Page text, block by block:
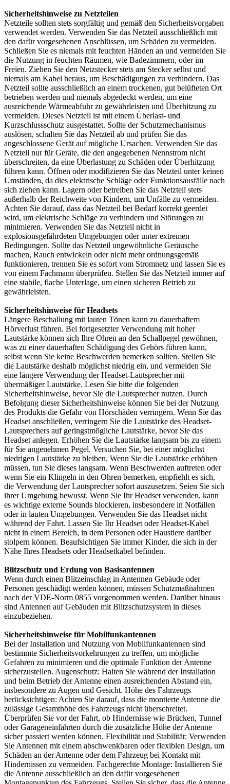
Sicherheitshinweise zu Netzteilen
Netzteile sollten stets sorgfältig und gemäß den Sicherheitsvorgaben
verwendet werden. Verwenden Sie das Netzteil ausschließlich mit
den dafür vorgesehenen Anschlüssen, um Schäden zu vermeiden.
Schließen Sie es niemals mit feuchten Händen an und vermeiden Sie
die Nutzung in feuchten Räumen, wie Badezimmern, oder im
Freien. Ziehen Sie den Netzstecker stets am Stecker selbst und
niemals am Kabel heraus, um Beschädigungen zu verhindern. Das
Netzteil sollte ausschließlich an einem trockenen, gut belüfteten Ort
betrieben werden und niemals abgedeckt werden, um eine
ausreichende Wärmeabfuhr zu gewährleisten und Überhitzung zu
vermeiden. Dieses Netzteil ist mit einem Überlast- und
Kurzschlussschutz ausgestattet. Sollte der Schutzmechanismus
auslösen, schalten Sie das Netzteil ab und prüfen Sie das
angeschlossene Gerät auf mögliche Ursachen. Verwenden Sie das
Netzteil nur für Geräte, die den angegebenen Nennstrom nicht
überschreiten, da eine Überlastung zu Schäden oder Überhitzung
führen kann. Öffnen oder modifizieren Sie das Netzteil unter keinen
Umständen, da dies elektrische Schläge oder Funktionsausfälle nach
sich ziehen kann. Lagern oder betreiben Sie das Netzteil stets
außerhalb der Reichweite von Kindern, um Unfälle zu vermeiden.
Achten Sie darauf, dass das Netzteil bei Bedarf korrekt geerdet
wird, um elektrische Schläge zu verhindern und Störungen zu
minimieren. Verwenden Sie das Netzteil nicht in
explosionsgefährdeten Umgebungen oder unter extremen
Bedingungen. Sollte das Netzteil ungewöhnliche Geräusche
machen, Rauch entwickeln oder nicht mehr ordnungsgemäß
funktionieren, trennen Sie es sofort vom Stromnetz und lassen Sie es
von einem Fachmann überprüfen. Stellen Sie das Netzteil immer auf
eine stabile, flache Unterlage, um einen sicheren Betrieb zu
gewährleisten.
Sicherheitshinweise für Headsets
Längere Beschallung mit lauten Tönen kann zu dauerhaftem
Hörverlust führen. Bei fortgesetzter Verwendung mit hoher
Lautstärke können sich Ihre Ohren an den Schallpegel gewöhnen,
was zu einer dauerhaften Schädigung des Gehörs führen kann,
selbst wenn Sie keine Beschwerden bemerken sollten. Stellen Sie
die Lautstärke deshalb möglichst niedrig ein, und vermeiden Sie
eine längere Verwendung der Headset-Lautsprecher mit
übermäßiger Lautstärke. Lesen Sie bitte die folgenden
Sicherheitshinweise, bevor Sie die Lautsprecher nutzen. Durch
Befolgung dieser Sicherheitshinweise können Sie bei der Nutzung
des Produkts die Gefahr von Hörschäden verringern. Wenn Sie das
Headset anschließen, verringern Sie die Lautstärke des Headset-
Lautsprechers auf geringstmögliche Lautstärke, bevor Sie das
Headset anlegen. Erhöhen Sie die Lautstärke langsam bis zu einem
für Sie angenehmen Pegel. Versuchen Sie, bei einer möglichst
niedrigen Lautstärke zu bleiben. Wenn Sie die Lautstärke erhöhen
müssen, tun Sie dieses langsam. Wenn Beschwerden auftreten oder
wenn Sie ein Klingeln in den Ohren bemerken, empfiehlt es sich,
die Verwendung der Lautsprecher sofort auszusetzen. Seien Sie sich
ihrer Umgebung bewusst. Wenn Sie Ihr Headset verwenden, kann
es wichtige externe Sounds blockieren, insbesondere in Notfällen
oder in lauten Umgebungen. Verwenden Sie das Headset nicht
während der Fahrt. Lassen Sie Ihr Headset oder Headset-Kabel
nicht in einem Bereich, in dem Personen oder Haustiere darüber
stolpern können. Beaufsichtigen Sie immer Kinder, die sich in der
Nähe Ihres Headsets oder Headsetkabel befinden.
Blitzschutz und Erdung von Basisantennen
Wenn durch einen Blitzeinschlag in Antennen Gebäude oder
Personen geschädigt werden können, müssen Schutzmaßnahmen
nach der VDE-Norm 0855 vorgenommen werden. Darüber hinaus
sind Antennen auf Gebäuden mit Blitzschutzsystem in dieses
einzubeziehen.
Sicherheitshinweise für Mobilfunkantennen
Bei der Installation und Nutzung von Mobilfunkantennen sind
bestimmte Sicherheitsvorkehrungen zu treffen, um mögliche
Gefahren zu minimieren und die optimale Funktion der Antenne
sicherzustellen. Augenschutz: Halten Sie während der Installation
und beim Betrieb der Antenne einen ausreichenden Abstand ein,
insbesondere zu Augen und Gesicht. Höhe des Fahrzeugs
berücksichtigen: Achten Sie darauf, dass die montierte Antenne die
zulässige Gesamthöhe des Fahrzeugs nicht überschreitet.
Überprüfen Sie vor der Fahrt, ob Hindernisse wie Brücken, Tunnel
oder Garageneinfahrten durch die zusätzliche Höhe der Antenne
sicher passiert werden können. Flexibilität und Stabilität: Verwenden
Sie Antennen mit einem abschwenkbaren oder flexiblen Design, um
Schäden an der Antenne oder dem Fahrzeug bei Kontakt mit
Hindernissen zu vermeiden. Fachgerechte Montage: Installieren Sie
die Antenne ausschließlich an den dafür vorgesehenen